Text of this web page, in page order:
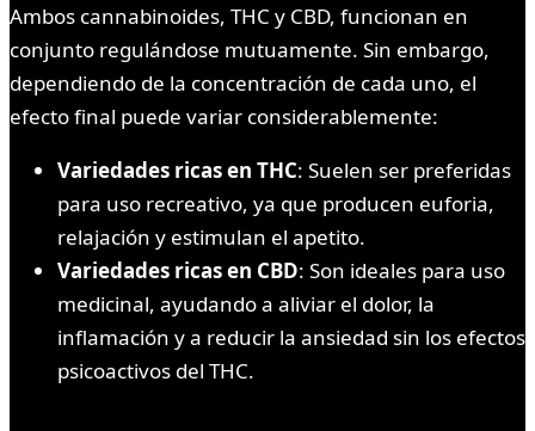
Ambos cannabinoides, THC y CBD, funcionan en
conjunto regulándose mutuamente. Sin embargo,
dependiendo de la concentración de cada uno, el
efecto final puede variar considerablemente:
Variedades ricas en THC: Suelen ser preferidas
para uso recreativo, ya que producen euforia,
relajación y estimulan el apetito.
Variedades ricas en CBD: Son ideales para uso
medicinal, ayudando a aliviar el dolor, la
inflamación y a reducir la ansiedad sin los efectos
psicoactivos del THC.